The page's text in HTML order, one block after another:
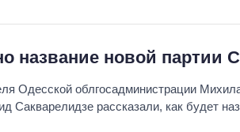
название новой партии
Одесской облгосадминистрации
Сакварелидзе рассказали, как будет